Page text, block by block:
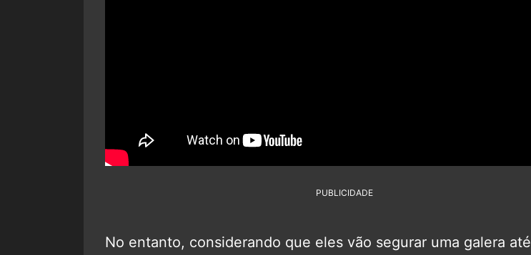
PUBLICIDADE
No entanto, considerando que eles vão segurar uma galera até